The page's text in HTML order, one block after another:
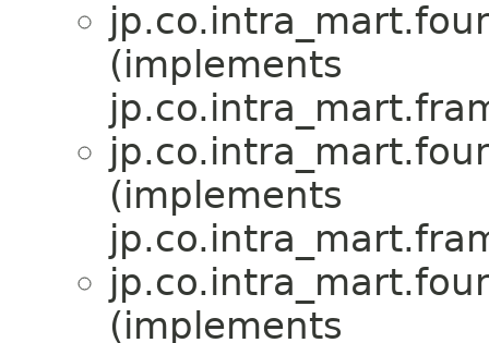
(implements
(implements
(implements